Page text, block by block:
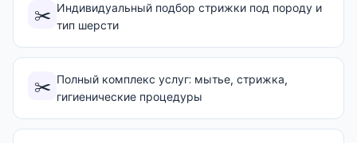
✂️ Индивидуальный подбор стрижки под породу и
тип шерсти
✂️ Полный комплекс услуг: мытье, стрижка,
гигиенические процедуры